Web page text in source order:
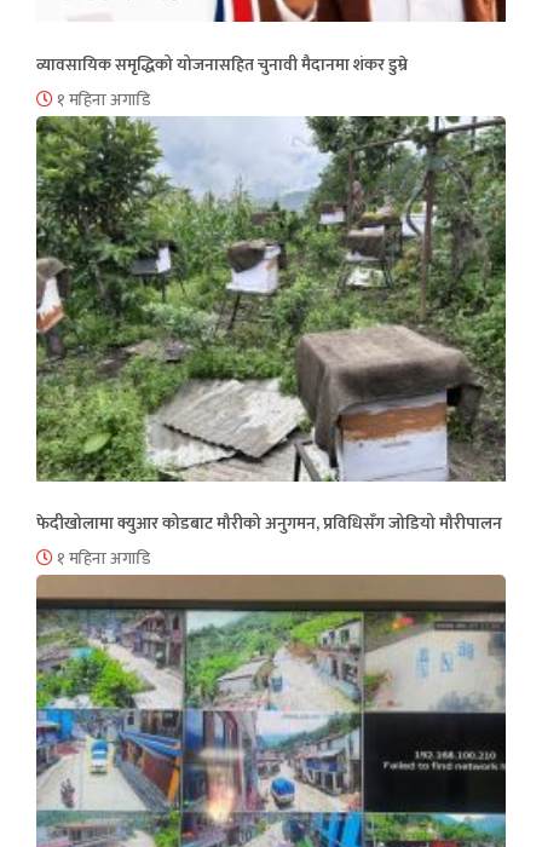
व्यावसायिक समृद्धिको योजनासहित चुनावी मैदानमा शंकर डुम्रे
१ महिना अगाडि
फेदीखोलामा क्युआर कोडबाट मौरीको अनुगमन, प्रविधिसँग जोडियो मौरीपालन
१ महिना अगाडि